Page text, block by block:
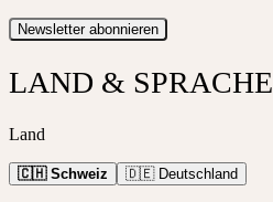
Newsletter abonnieren
LAND & SPRACHE
Land
🇨🇭 Schweiz 🇩🇪 Deutschland